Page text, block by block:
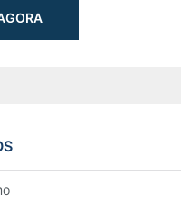
Funciona & Aplicações